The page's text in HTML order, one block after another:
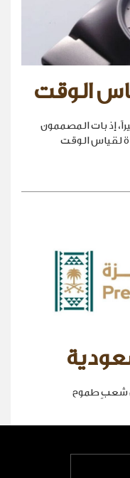
الوقت
إذ بات المصممون
لقياس الوقت
شعبٍ طموح